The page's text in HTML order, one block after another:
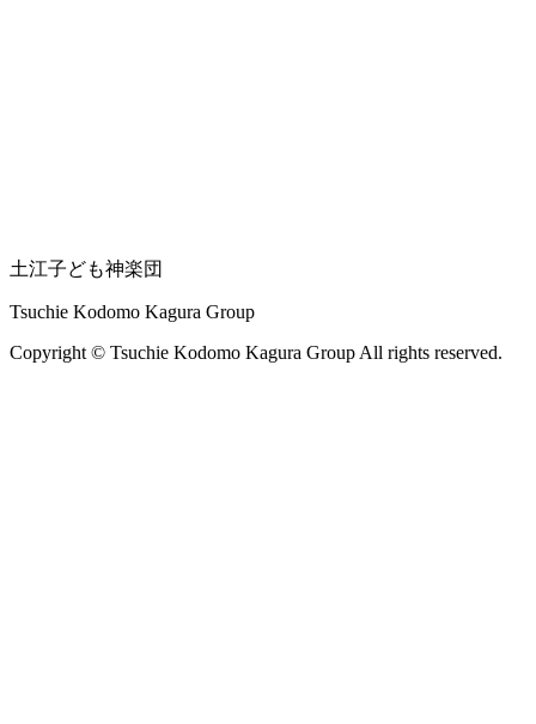
土江子ども神楽団
Tsuchie Kodomo Kagura Group
Copyright © Tsuchie Kodomo Kagura Group All rights reserved.